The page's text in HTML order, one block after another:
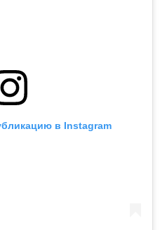
в Instagram